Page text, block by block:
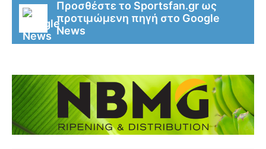
Προσθέστε το Sportsfan.gr ως
προτιμώμενη πηγή στο Google
News